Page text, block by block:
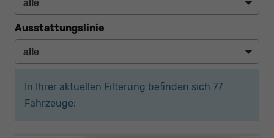
Ausstattungslinie
In Ihrer aktuellen Filterung befinden sich 77
Fahrzeuge: